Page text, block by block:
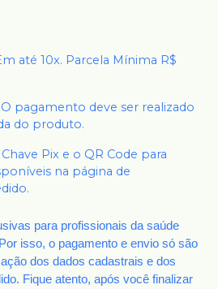
até 10x. Parcela Mínima R$
O pagamento deve ser realizado
do produto.
Pix e o QR Code para
na página de
para profissionais da saúde
isso, o pagamento e envio só são
dos dados cadastrais e dos
Fique atento, após você finalizar